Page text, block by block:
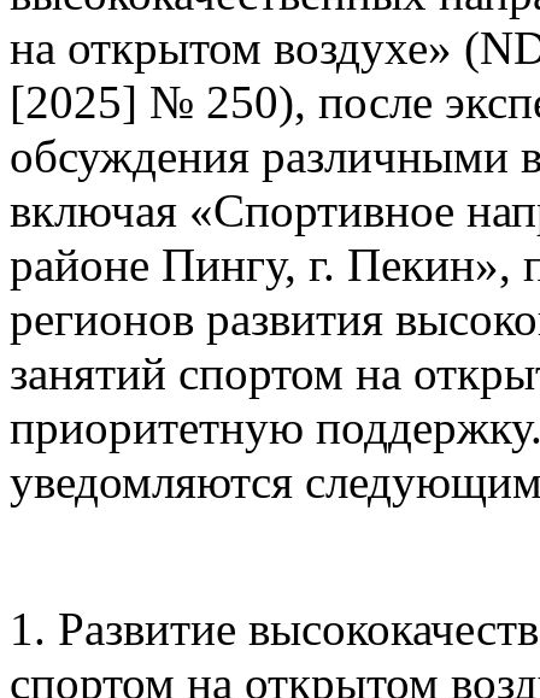
на открытом воздухе»
[2025] № 250), после
обсуждения различными
включая «Спортивное
районе Пингу, г. Пекин»,
регионов развития
занятий спортом на
приоритетную
уведомляются
1. Развитие
спортом на открытом